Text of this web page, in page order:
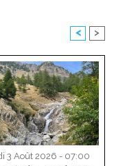
< >
3 Août 2026 - 07:00